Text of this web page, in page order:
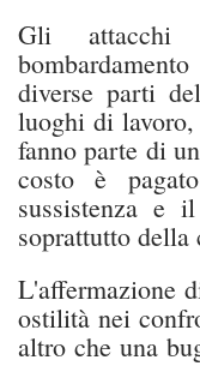
Gli
diverse parti
luoghi di
fanno parte di
costo è
sussistenza e
soprattutto della
L'affermazione
ostilità nei
altro che una